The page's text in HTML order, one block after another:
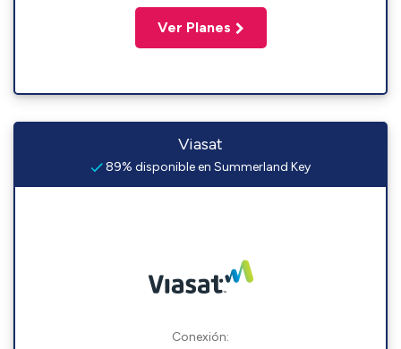
Ver Planes
Viasat
89% disponible en Summerland Key
Conexión: